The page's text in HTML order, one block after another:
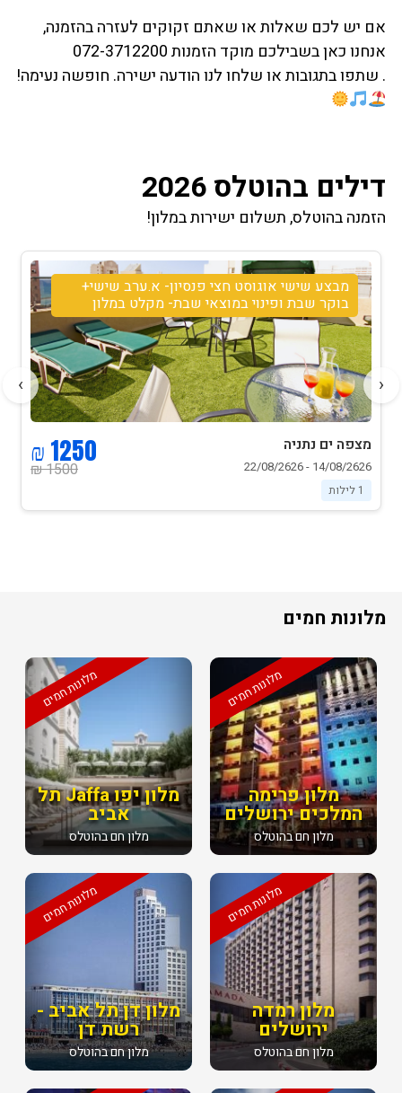
אם יש לכם שאלות או שאתם זקוקים לעזרה בהזמנה,
אנחנו כאן בשבילכם מוקד הזמנות 072-3712200
. שתפו בתגובות או שלחו לנו הודעה ישירה. חופשה נעימה!
דילים בהוטלס 2026
הזמנה בהוטלס, תשלום ישירות במלון!
מבצע שישי אוגוסט חצי פנסיון- א.ערב שישי+
בוקר שבת ופינוי במוצאי שבת- מקלט במלון
מצפה ים נתניה
14/08/2626 - 22/08/2626
1 לילות
1500 ₪
1250 ₪
‹
›
מלונות חמים
מלונות חמים
מלון יפו Jaffa תל
אביב
מלון חם בהוטלס
מלונות חמים
מלון פרימה
המלכים ירושלים
מלון חם בהוטלס
מלונות חמים
מלון דן תל אביב -
רשת דן
מלון חם בהוטלס
מלונות חמים
מלון רמדה
ירושלים
מלון חם בהוטלס